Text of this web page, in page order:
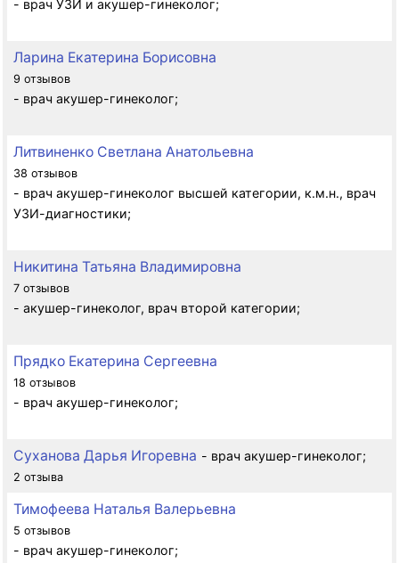
- врач УЗИ и акушер-гинеколог;
Ларина Екатерина Борисовна
9 отзывов
- врач акушер-гинеколог;
Литвиненко Светлана Анатольевна
38 отзывов
- врач акушер-гинеколог высшей категории, к.м.н., врач
УЗИ-диагностики;
Никитина Татьяна Владимировна
7 отзывов
- акушер-гинеколог, врач второй категории;
Прядко Екатерина Сергеевна
18 отзывов
- врач акушер-гинеколог;
Суханова Дарья Игоревна
2 отзыва
- врач акушер-гинеколог;
Тимофеева Наталья Валерьевна
5 отзывов
- врач акушер-гинеколог;